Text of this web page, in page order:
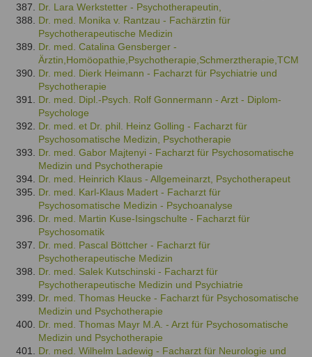
Dr. Lara Werkstetter - Psychotherapeutin,
Dr. med. Monika v. Rantzau - Fachärztin für
Psychotherapeutische Medizin
Dr. med. Catalina Gensberger -
Ärztin,Homöopathie,Psychotherapie,Schmerztherapie,TCM
Dr. med. Dierk Heimann - Facharzt für Psychiatrie und
Psychotherapie
Dr. med. Dipl.-Psych. Rolf Gonnermann - Arzt - Diplom-
Psychologe
Dr. med. et Dr. phil. Heinz Golling - Facharzt für
Psychosomatische Medizin, Psychotherapie
Dr. med. Gabor Majtenyi - Facharzt für Psychosomatische
Medizin und Psychotherapie
Dr. med. Heinrich Klaus - Allgemeinarzt, Psychotherapeut
Dr. med. Karl-Klaus Madert - Facharzt für
Psychosomatische Medizin - Psychoanalyse
Dr. med. Martin Kuse-Isingschulte - Facharzt für
Psychosomatik
Dr. med. Pascal Böttcher - Facharzt für
Psychotherapeutische Medizin
Dr. med. Salek Kutschinski - Facharzt für
Psychotherapeutische Medizin und Psychiatrie
Dr. med. Thomas Heucke - Facharzt für Psychosomatische
Medizin und Psychotherapie
Dr. med. Thomas Mayr M.A. - Arzt für Psychosomatische
Medizin und Psychotherapie
Dr. med. Wilhelm Ladewig - Facharzt für Neurologie und